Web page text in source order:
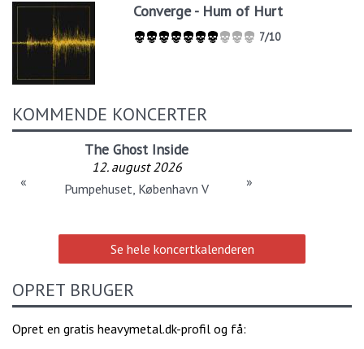
Converge - Hum of Hurt
7/10
KOMMENDE KONCERTER
The Ghost Inside
12. august 2026
Pumpehuset, København V
« »
Se hele koncertkalenderen
OPRET BRUGER
Opret en gratis heavymetal.dk-profil og få: